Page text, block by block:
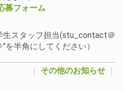
募フォーム
生スタッフ担当(stu_contact＠
を半角にしてください）
その他のお知らせ